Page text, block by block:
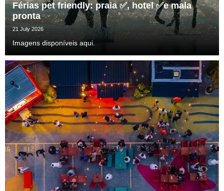
Férias pet friendly: praia ✅, hotel ✅e mala
pronta
21 July 2026
Imagens disponíveis aqui.